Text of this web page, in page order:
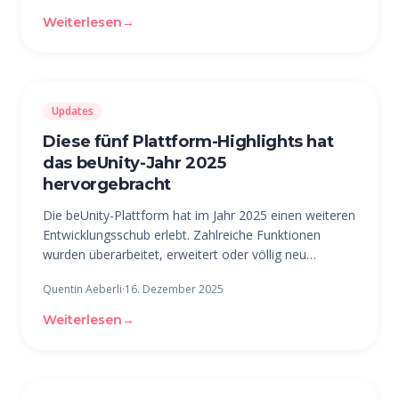
CTO Osama Abdelmoghni und dem abtretenden CEO
Weiterlesen →
Updates
Diese fünf Plattform-Highlights hat
das beUnity-Jahr 2025
hervorgebracht
Die beUnity-Plattform hat im Jahr 2025 einen weiteren
Entwicklungsschub erlebt. Zahlreiche Funktionen
wurden überarbeitet, erweitert oder völlig neu
vernetzen und digitales Engagement intuitiver zu
gestalten. 1. Die übergeordnete
Quentin Aeberli·16. Dezember 2025
Weiterlesen →